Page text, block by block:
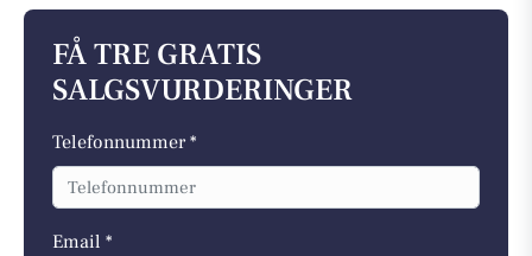
FÅ TRE GRATIS
SALGSVURDERINGER
Telefonnummer *
Email *